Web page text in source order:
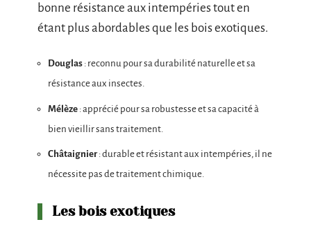
bonne résistance aux intempéries tout en
étant plus abordables que les bois exotiques.
Douglas : reconnu pour sa durabilité naturelle et sa
résistance aux insectes.
Mélèze : apprécié pour sa robustesse et sa capacité à
bien vieillir sans traitement.
Châtaignier: durable et résistant aux intempéries, il ne
nécessite pas de traitement chimique.
Les bois exotiques